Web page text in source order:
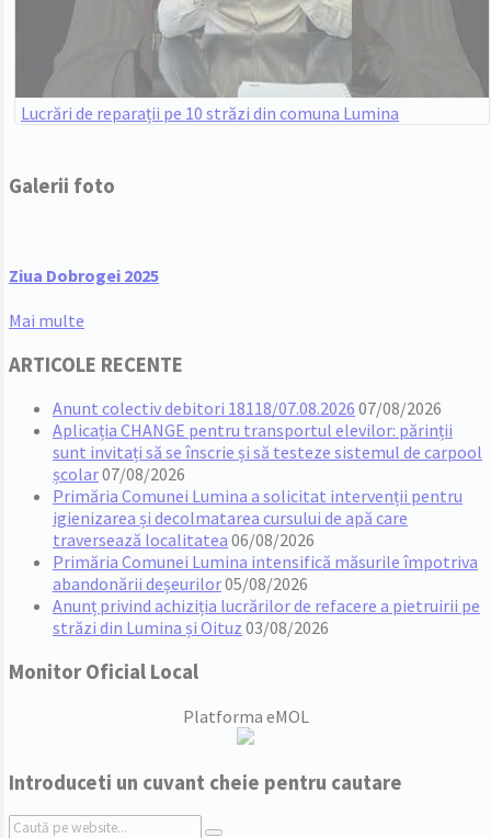
Lucrări de reparații pe 10 străzi din comuna Lumina
Galerii foto
Ziua Dobrogei 2025
Mai multe
ARTICOLE RECENTE
Anunt colectiv debitori 18118/07.08.2026 07/08/2026
Aplicația CHANGE pentru transportul elevilor: părinții
sunt invitați să se înscrie și să testeze sistemul de carpool
școlar07/08/2026
Primăria Comunei Lumina a solicitat intervenții pentru
igienizarea și decolmatarea cursului de apă care
traversează localitatea 06/08/2026
Primăria Comunei Lumina intensifică măsurile împotriva
abandonării deșeurilor05/08/2026
Anunț privind achiziția lucrărilor de refacere a pietruirii pe
străzi din Lumina și Oituz 03/08/2026
Monitor Oficial Local
Platforma eMOL
Introduceti un cuvant cheie pentru cautare
Search: